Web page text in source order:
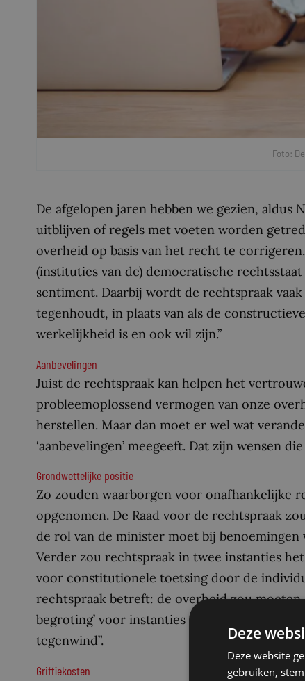
Foto:
De afgelopen jaren hebben we gezien, aldus
uitblijven of regels met voeten worden
overheid op basis van het recht te
(instituties van de) democratische
sentiment. Daarbij wordt de rechtspraak
tegenhoudt, in plaats van als de
werkelijkheid is en ook wil zijn.”
Aanbevelingen
Juist de rechtspraak kan helpen het
probleemoplossend vermogen van onze
herstellen. Maar dan moet er wel wat
‘aanbevelingen’ meegeeft. Dat zijn wensen
Grondwettelijke positie
Zo zouden waarborgen voor onafhankelijke
opgenomen. De Raad voor de rechtspraak
de rol van de minister moet bij benoemingen
Verder zou rechtspraak in twee instanties
voor constitutionele toetsing door de
rechtspraak betreft: de overheid zou moeten
begroting’ voor instanties die de
tegenwind”.
Griffiekosten
Deze
Deze website
gebruiken,